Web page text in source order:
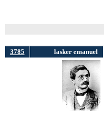
3785 lasker emanuel